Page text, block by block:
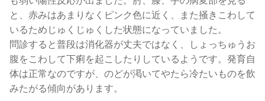
と、赤みはあまりなくピンク色に近く、また掻きこわして
いるためじゅくじゅくした状態になっていました。
問診すると普段は消化器が丈夫ではなく、しょっちゅうお
腹をこわして下痢を起こしたりしているようです。発育自
体は正常なのですが、のどが渇いてやたら冷たいものを飲
みたがる傾向があります。